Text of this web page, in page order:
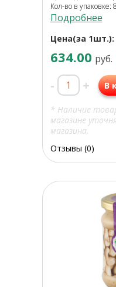
Кол-во в упаковке:
Подробнее
Цена(за 1шт.):
634.00 руб.
- + В
* Наличие
магазине
магазина.
Отзывы (0)